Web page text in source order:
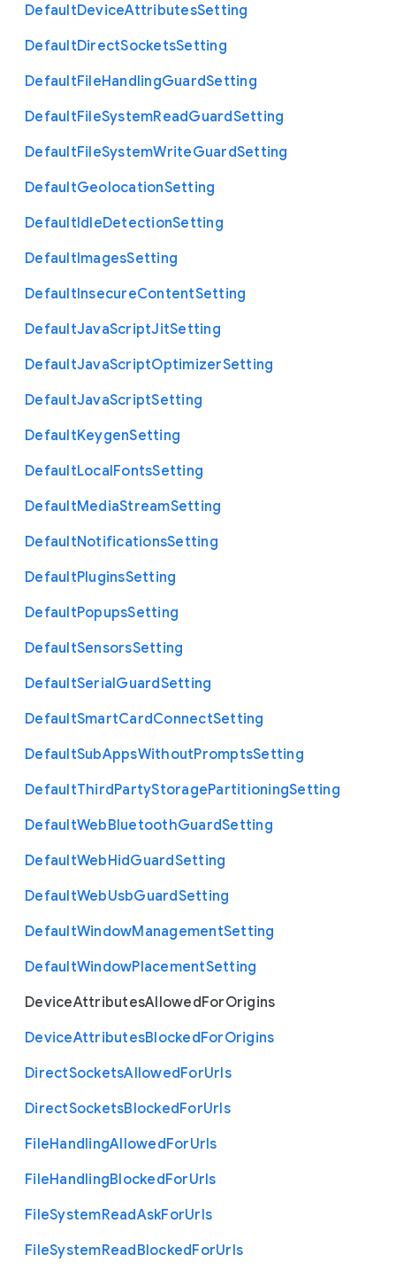
DefaultDeviceAttributesSetting
DefaultDirectSocketsSetting
DefaultFileHandlingGuardSetting
DefaultFileSystemReadGuardSetting
DefaultFileSystemWriteGuardSetting
DefaultGeolocationSetting
DefaultIdleDetectionSetting
DefaultImagesSetting
DefaultInsecureContentSetting
DefaultJavaScriptJitSetting
DefaultJavaScriptOptimizerSetting
DefaultJavaScriptSetting
DefaultKeygenSetting
DefaultLocalFontsSetting
DefaultMediaStreamSetting
DefaultNotificationsSetting
DefaultPluginsSetting
DefaultPopupsSetting
DefaultSensorsSetting
DefaultSerialGuardSetting
DefaultSmartCardConnectSetting
DefaultSubAppsWithoutPromptsSetting
DefaultThirdPartyStoragePartitioningSetting
DefaultWebBluetoothGuardSetting
DefaultWebHidGuardSetting
DefaultWebUsbGuardSetting
DefaultWindowManagementSetting
DefaultWindowPlacementSetting
DeviceAttributesAllowedForOrigins
DeviceAttributesBlockedForOrigins
DirectSocketsAllowedForUrls
DirectSocketsBlockedForUrls
FileHandlingAllowedForUrls
FileHandlingBlockedForUrls
FileSystemReadAskForUrls
FileSystemReadBlockedForUrls